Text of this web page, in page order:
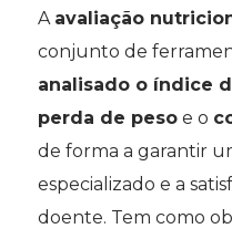
A avaliação
conjunto de
analisado o índice
perda de pesoe o
de forma a garantir
especializado e a
doente. Tem como